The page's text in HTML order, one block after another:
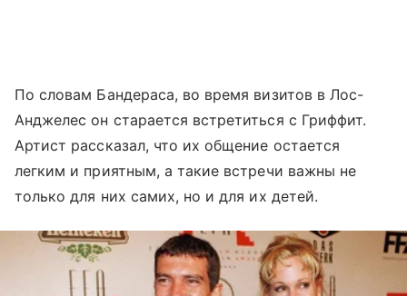
По словам Бандераса, во время визитов в Лос-
Анджелес он старается встретиться с Гриффит.
Артист рассказал, что их общение остается
легким и приятным, а такие встречи важны не
только для них самих, но и для их детей.